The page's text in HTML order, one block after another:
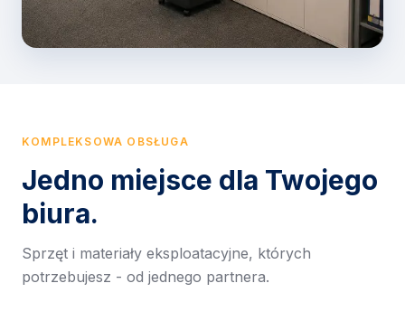
KOMPLEKSOWA OBSŁUGA
Jedno miejsce dla Twojego
biura.
Sprzęt i materiały eksploatacyjne, których
potrzebujesz - od jednego partnera.